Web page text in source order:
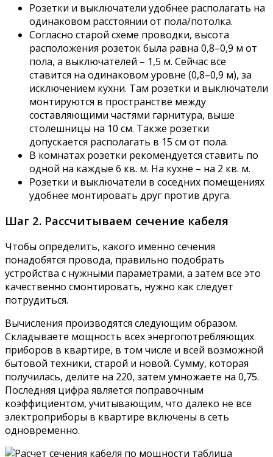
Розетки и выключатели удобнее располагать на
одинаковом расстоянии от пола/потолка.
Согласно старой схеме проводки, высота
расположения розеток была равна 0,8–0,9 м от
пола, а выключателей – 1,5 м. Сейчас все
ставится на одинаковом уровне (0,8–0,9 м), за
исключением кухни. Там розетки и выключатели
монтируются в пространстве между
составляющими частями гарнитура, выше
столешницы на 10 см. Также розетки
допускается располагать в 15 см от пола.
В комнатах розетки рекомендуется ставить по
одной на каждые 6 кв. м. На кухне – на 2 кв. м.
Розетки и выключатели в соседних помещениях
удобнее монтировать друг против друга.
Шаг 2. Рассчитываем сечение кабеля
Чтобы определить, какого именно сечения
понадобятся провода, правильно подобрать
устройства с нужными параметрами, а затем все это
качественно смонтировать, нужно как следует
потрудиться.
Вычисления производятся следующим образом.
Складываете мощность всех энергопотребляющих
приборов в квартире, в том числе и всей возможной
бытовой техники, старой и новой. Сумму, которая
получилась, делите на 220, затем умножаете на 0,75.
Последняя цифра является поправочным
коэффициентом, учитывающим, что далеко не все
электроприборы в квартире включены в сеть
одновременно.